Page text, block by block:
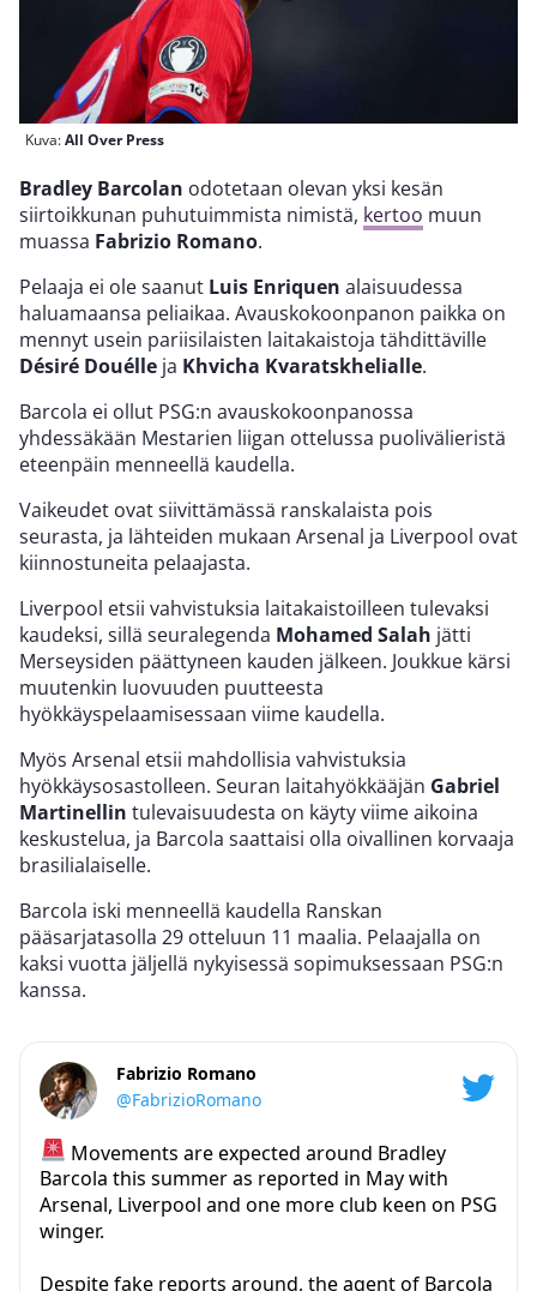
Kuva:All Over Press
Bradley Barcolan odotetaan olevan yksi kesän
siirtoikkunan puhutuimmista nimistä, kertoo muun
muassa Fabrizio Romano.
Pelaaja ei ole saanut Luis Enriquen alaisuudessa
haluamaansa peliaikaa. Avauskokoonpanon paikka on
mennyt usein pariisilaisten laitakaistoja tähdittäville
Désiré Douélle ja Khvicha Kvaratskhelialle.
Barcola ei ollut PSG:n avauskokoonpanossa
yhdessäkään Mestarien liigan ottelussa puolivälieristä
eteenpäin menneellä kaudella.
Vaikeudet ovat siivittämässä ranskalaista pois
seurasta, ja lähteiden mukaan Arsenal ja Liverpool ovat
kiinnostuneita pelaajasta.
Liverpool etsii vahvistuksia laitakaistoilleen tulevaksi
kaudeksi, sillä seuralegenda Mohamed Salah jätti
Merseysiden päättyneen kauden jälkeen. Joukkue kärsi
muutenkin luovuuden puutteesta
hyökkäyspelaamisessaan viime kaudella.
Myös Arsenal etsii mahdollisia vahvistuksia
hyökkäysosastolleen. Seuran laitahyökkääjän Gabriel
Martinellin tulevaisuudesta on käyty viime aikoina
keskustelua, ja Barcola saattaisi olla oivallinen korvaaja
brasilialaiselle.
Barcola iski menneellä kaudella Ranskan
pääsarjatasolla 29 otteluun 11 maalia. Pelaajalla on
kaksi vuotta jäljellä nykyisessä sopimuksessaan PSG:n
kanssa.
Fabrizio Romano
@FabrizioRomano
Movements are expected around Bradley
Barcola this summer as reported in May with
Arsenal, Liverpool and one more club keen on PSG
winger.
Despite fake reports around, the agent of Barcola